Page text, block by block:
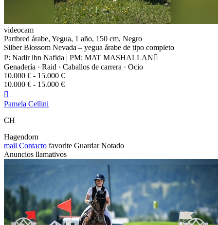
videocam
Partbred árabe, Yegua, 1 año, 150 cm, Negro
Silber Blossom Nevada – yegua árabe de tipo completo
P: Nadir ibn Nafida | PM: MAT MASHALLAN
Genadería · Raid · Caballos de carrera · Ocio
10.000 € - 15.000 €
10.000 € - 15.000 €

Pamela Cellini
CH
Hagendorn
mail Contacto favorite Guardar Notado
Anuncios llamativos